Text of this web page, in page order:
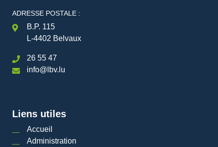
ADRESSE POSTALE :
B.P. 115
L-4402 Belvaux
26 55 47
info@lbv.lu
Liens utiles
Accueil
Administration